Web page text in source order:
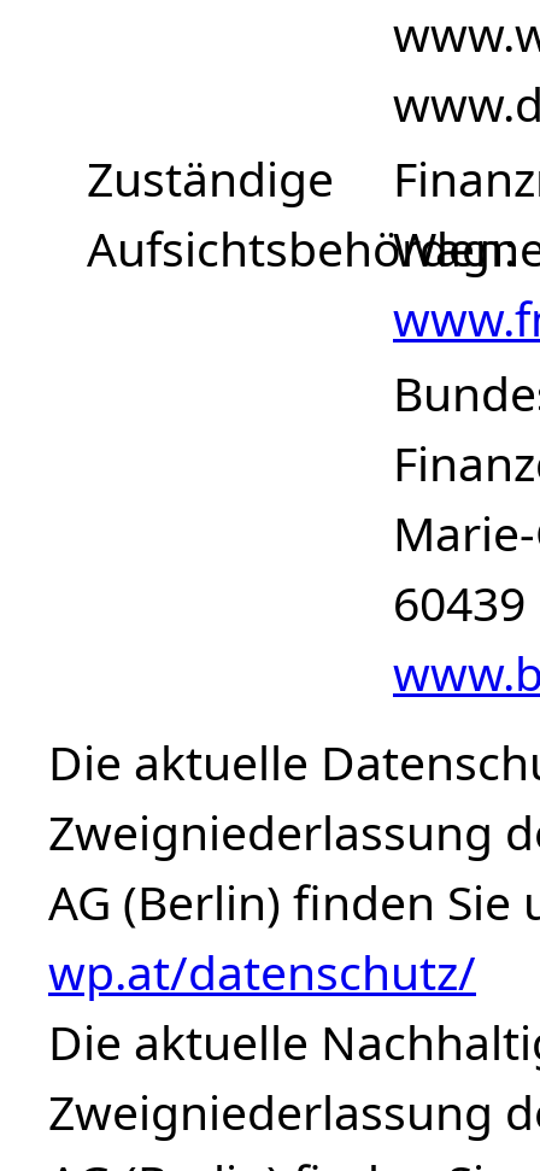
Zuständige
Aufsichtsbehörden
Die aktuelle
Zweigniederlassung
AG (Berlin) finden
wp.at/datenschutz/
Die aktuelle
Zweigniederlassung